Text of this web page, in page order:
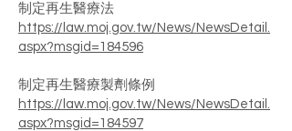
制定再生醫療法
https://law.moj.gov.tw/News/NewsDetail.
aspx?msgid=184596
制定再生醫療製劑條例
https://law.moj.gov.tw/News/NewsDetail.
aspx?msgid=184597